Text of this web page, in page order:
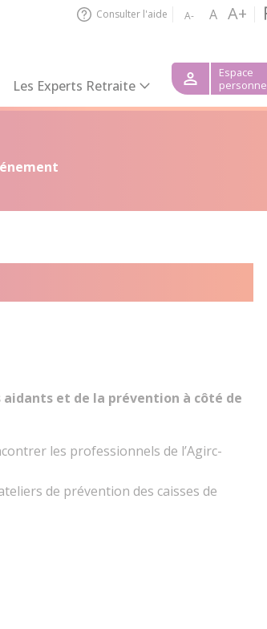
Consulter l'aide A- A A+
Les Experts Retraite
Espace
et de la prévention à côté de
les professionnels de l’Agirc-
de prévention des caisses de